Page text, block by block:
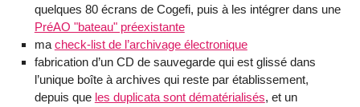
quelques 80 écrans de Cogefi, puis à les intégrer dans une
PréAO "bateau" préexistante
macheck-list de l’archivage électronique
fabrication d’un CD de sauvegarde qui est glissé dans
l’unique boîte à archives qui reste par établissement,
depuis que les duplicata sont dématérialisés, et un